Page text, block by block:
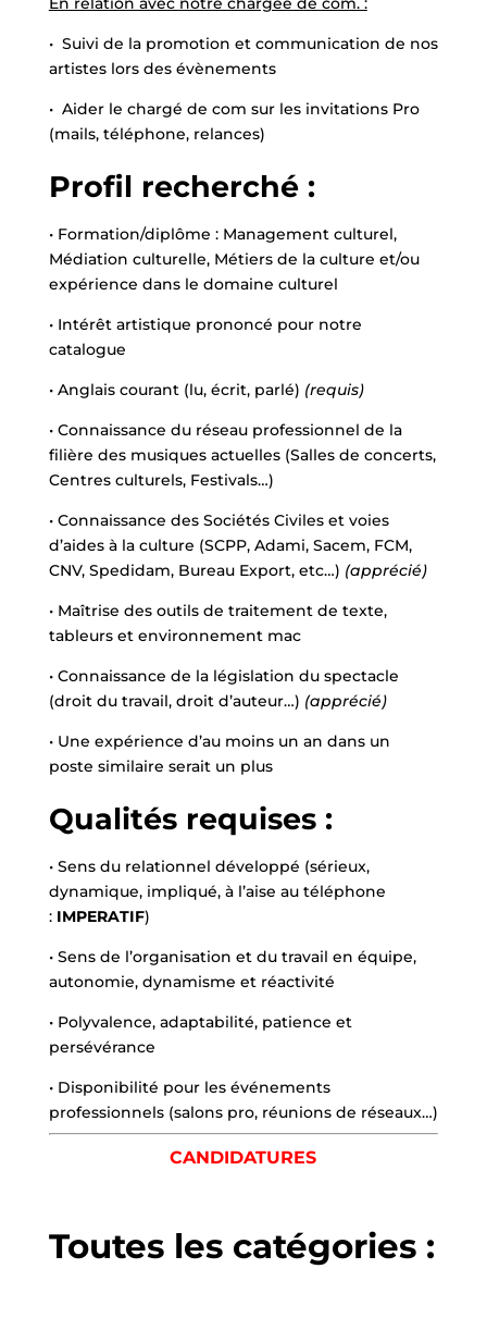
• Suivi de la promotion et communication de nos
artistes lors des évènements
• Aider le chargé de com sur les invitations Pro
(mails, téléphone, relances)
Profil recherché :
• Formation/diplôme : Management culturel,
Médiation culturelle, Métiers de la culture et/ou
expérience dans le domaine culturel
• Intérêt artistique prononcé pour notre
catalogue
• Anglais courant (lu, écrit, parlé) (requis)
• Connaissance du réseau professionnel de la
filière des musiques actuelles (Salles de concerts,
Centres culturels, Festivals…)
• Connaissance des Sociétés Civiles et voies
d’aides à la culture (SCPP, Adami, Sacem, FCM,
CNV, Spedidam, Bureau Export, etc…) (apprécié)
• Maîtrise des outils de traitement de texte,
tableurs et environnement mac
• Connaissance de la législation du spectacle
(droit du travail, droit d’auteur…) (apprécié)
• Une expérience d’au moins un an dans un
poste similaire serait un plus
Qualités requises :
• Sens du relationnel développé (sérieux,
dynamique, impliqué, à l’aise au téléphone
: IMPERATIF)
• Sens de l’organisation et du travail en équipe,
autonomie, dynamisme et réactivité
• Polyvalence, adaptabilité, patience et
persévérance
• Disponibilité pour les événements
professionnels (salons pro, réunions de réseaux…)
CANDIDATURES
Toutes les catégories :